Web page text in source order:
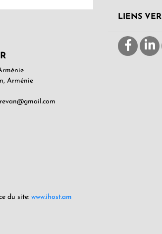
Arménie
du site: www.ihost.am
LIENS